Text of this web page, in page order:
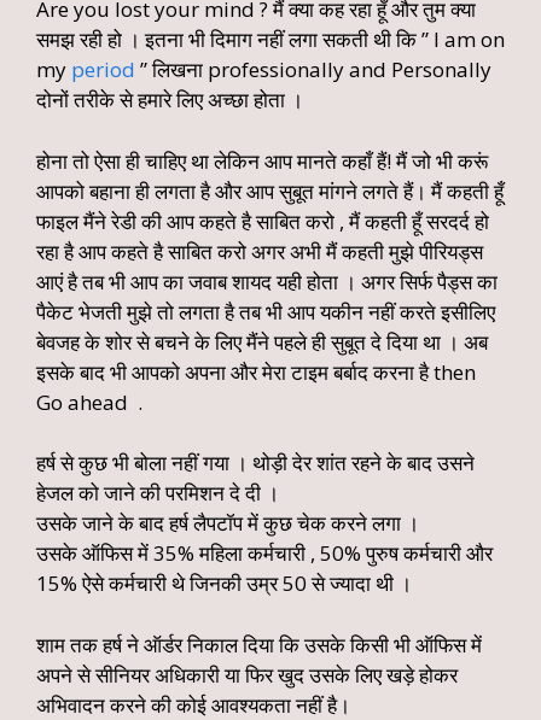
Are you lost your mind ? मैं क्या कह रहा हूँ और तुम क्या
समझ रही हो । इतना भी दिमाग नहीं लगा सकती थी कि ” I am on
my period ” लिखना professionally and Personally
दोनों तरीके से हमारे लिए अच्छा होता ।
होना तो ऐसा ही चाहिए था लेकिन आप मानते कहाँ हैं! मैं जो भी करूं
आपको बहाना ही लगता है और आप सुबूत मांगने लगते हैं। मैं कहती हूँ
फाइल मैंने रेडी की आप कहते है साबित करो , मैं कहती हूँ सरदर्द हो
रहा है आप कहते है साबित करो अगर अभी मैं कहती मुझे पीरियड्स
आएं है तब भी आप का जवाब शायद यही होता । अगर सिर्फ पैड्स का
पैकेट भेजती मुझे तो लगता है तब भी आप यकीन नहीं करते इसीलिए
बेवजह के शोर से बचने के लिए मैंने पहले ही सुबूत दे दिया था । अब
इसके बाद भी आपको अपना और मेरा टाइम बर्बाद करना है then
Go ahead .
हर्ष से कुछ भी बोला नहीं गया । थोड़ी देर शांत रहने के बाद उसने
हेजल को जाने की परमिशन दे दी ।
उसके जाने के बाद हर्ष लैपटॉप में कुछ चेक करने लगा ।
उसके ऑफिस में 35% महिला कर्मचारी , 50% पुरुष कर्मचारी और
15% ऐसे कर्मचारी थे जिनकी उम्र 50 से ज्यादा थी ।
शाम तक हर्ष ने ऑर्डर निकाल दिया कि उसके किसी भी ऑफिस में
अपने से सीनियर अधिकारी या फिर खुद उसके लिए खड़े होकर
अभिवादन करने की कोई आवश्यकता नहीं है।